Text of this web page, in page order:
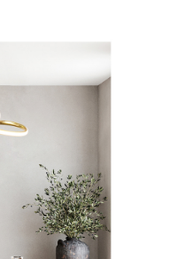
바로구매